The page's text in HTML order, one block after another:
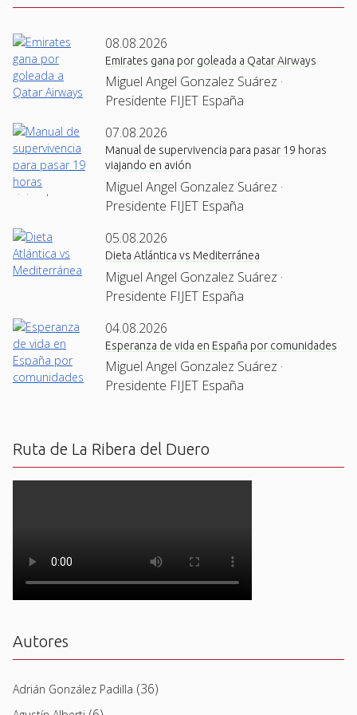
08.08.2026
Emirates gana por goleada a Qatar Airways
Miguel Angel Gonzalez Suárez ·
Presidente FIJET España
07.08.2026
Manual de supervivencia para pasar 19 horas
viajando en avión
Miguel Angel Gonzalez Suárez ·
Presidente FIJET España
05.08.2026
Dieta Atlántica vs Mediterránea
Miguel Angel Gonzalez Suárez ·
Presidente FIJET España
04.08.2026
Esperanza de vida en España por comunidades
Miguel Angel Gonzalez Suárez ·
Presidente FIJET España
Ruta de La Ribera del Duero
Autores
Adrián González Padilla (36)